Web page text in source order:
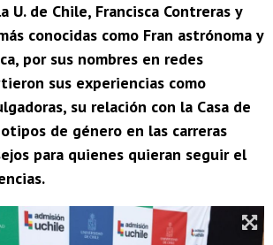
U. de Chile, Francisca Contreras y
conocidas como Fran astrónoma y
por sus nombres en redes
sus experiencias como
su relación con la Casa de
de género en las carreras
para quienes quieran seguir el